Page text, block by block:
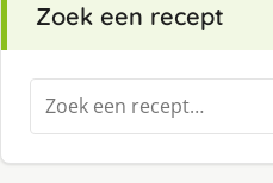
Zoek een recept
Zoeken
naar: